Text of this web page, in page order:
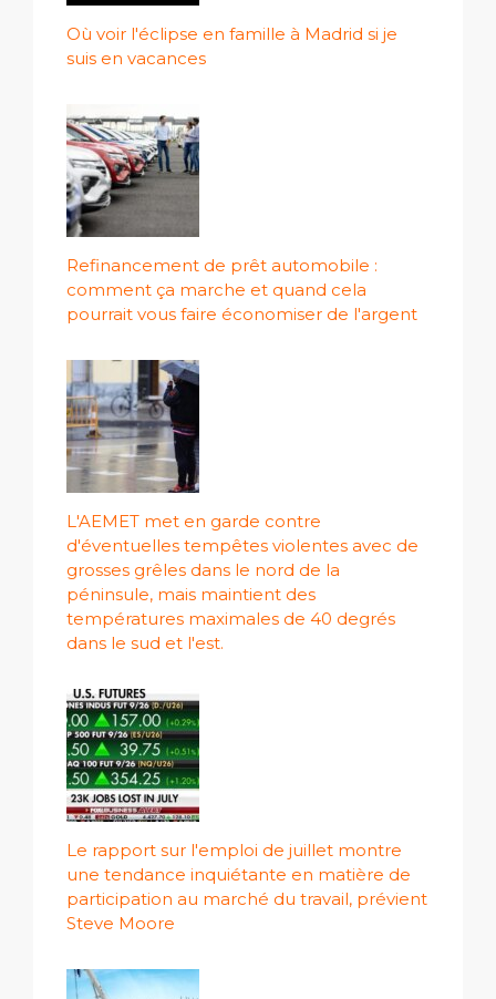
Où voir l'éclipse en famille à Madrid si je
suis en vacances
Refinancement de prêt automobile :
comment ça marche et quand cela
pourrait vous faire économiser de l'argent
L'AEMET met en garde contre
d'éventuelles tempêtes violentes avec de
grosses grêles dans le nord de la
péninsule, mais maintient des
températures maximales de 40 degrés
dans le sud et l'est.
Le rapport sur l'emploi de juillet montre
une tendance inquiétante en matière de
participation au marché du travail, prévient
Steve Moore